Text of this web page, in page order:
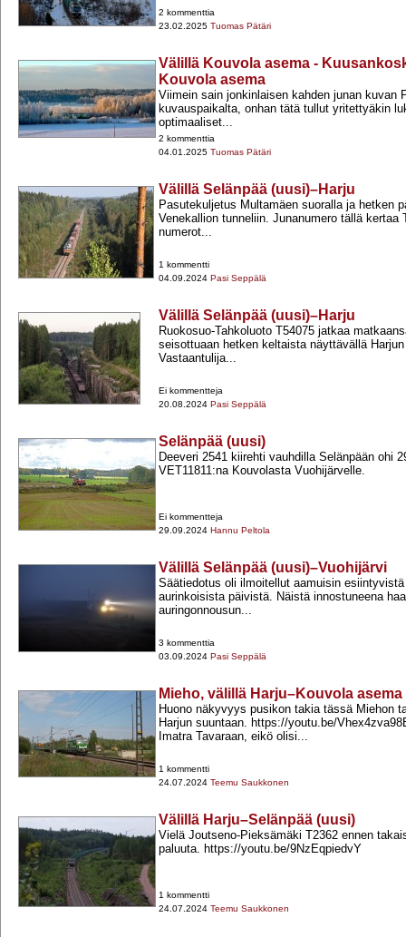
2 kommenttia
23.02.2025 Tuomas Pätäri
Välillä Kouvola asema -
Kouvola asema
Viimein sain jonkinlaisen kahden junan kuvan
kuvauspaikalta, onhan tätä tullut yritettyäkin
optimaaliset...
2 kommenttia
04.01.2025 Tuomas Pätäri
Välillä Selänpää (uusi)–Harju
Pasutekuljetus Multamäen suoralla ja hetken
Venekallion tunneliin. Junanumero tällä kertaa
numerot...
1 kommentti
04.09.2024 Pasi Seppälä
Välillä Selänpää (uusi)–Harju
Ruokosuo-​Tahkoluoto T54075 jatkaa
seisottuaan hetken keltaista näyttävällä
Vastaantulija...
Ei kommentteja
20.08.2024 Pasi Seppälä
Selänpää (uusi)
Deeveri 2541 kiirehti vauhdilla Selänpään ohi
VET11811:na Kouvolasta Vuohijärvelle.
Ei kommentteja
29.09.2024 Hannu Peltola
Välillä Selänpää (uusi)–Vuohijärvi
Säätiedotus oli ilmoitellut aamuisin
aurinkoisista päivistä. Näistä innostuneena
auringonnousun...
3 kommenttia
03.09.2024 Pasi Seppälä
Mieho, välillä Harju–Kouvola asema
Huono näkyvyys pusikon takia tässä Miehon
Harjun suuntaan. https://youtu.be/
Imatra Tavaraan, eikö olisi...
1 kommentti
24.07.2024 Teemu Saukkonen
Välillä Harju–Selänpää (uusi)
Vielä Joutseno-​Pieksämäki T2362 ennen
paluuta. https://youtu.be/9NzEqpiedvY
1 kommentti
24.07.2024 Teemu Saukkonen